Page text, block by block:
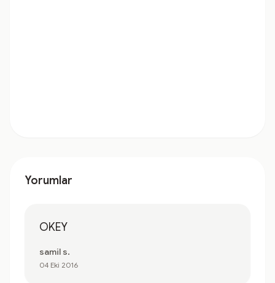
Yorumlar
OKEY
samil s.
04 Eki 2016